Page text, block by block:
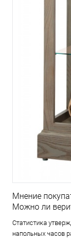
Мнение
Можно ли
Статистика
напольных часов